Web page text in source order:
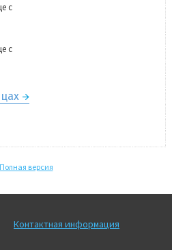
с
с
Полная версия
Контактная информация